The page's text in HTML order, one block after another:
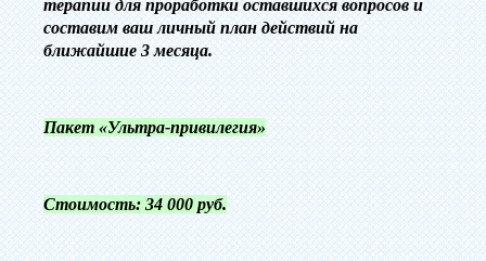
терапии для проработки оставшихся вопросов и
составим ваш личный план действий на
ближайшие 3 месяца.
Пакет «Ультра-привилегия»
Стоимость: 34 000 руб.